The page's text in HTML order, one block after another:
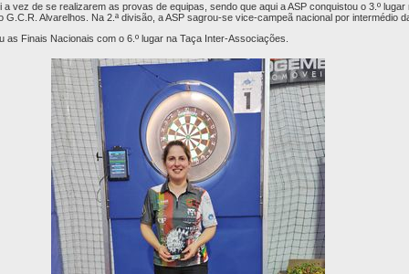
vez de se realizarem as provas de equipas, sendo que aqui a ASP conquistou o 3.º lugar
G.C.R. Alvarelhos. Na 2.ª divisão, a ASP sagrou-se vice-campeã nacional por intermédio
as Finais Nacionais com o 6.º lugar na Taça Inter-Associações.